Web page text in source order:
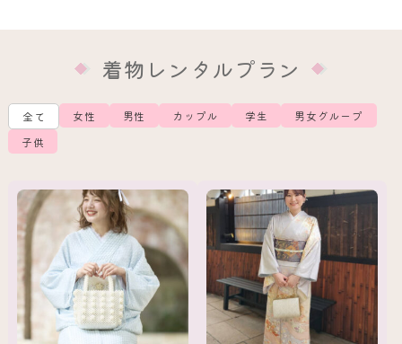
着物レンタルプラン
全て 女性 男性 カップル 学生
男女グループ
子供